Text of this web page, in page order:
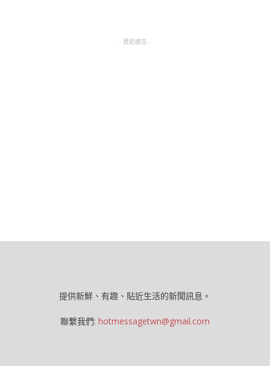
- 贊助廣告 -
提供新鮮、有趣、貼近生活的新聞訊息。
聯繫我們: hotmessagetwn@gmail.com